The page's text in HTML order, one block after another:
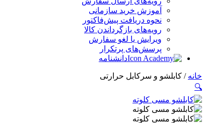
آموزش خرید سازمانی
نحوه دریافت پیش‌فاکتور
رویه‌های بازگرداندن کالا
ویرایش یا لغو سفارش
پرسش‌های پرتکرار
دانشنامه
خانه / کابلشو و سرکابل حرارتی
🔍